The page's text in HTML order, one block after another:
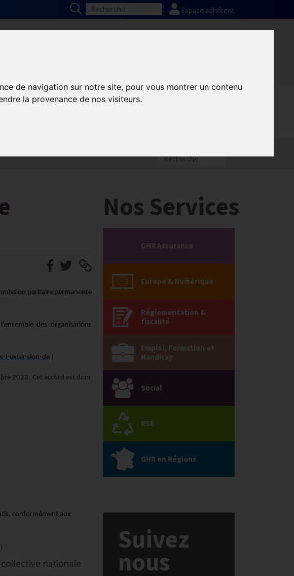
de navigation sur notre site, pour vous montrer un contenu
la provenance de nos visiteurs.
Espace adhérent
paritaire permanente
des organisations
l-extension-de )
2023. Cet accord est donc
conformément aux
nationale
Nos Services
GHR Assurance
Europe & Numérique
Réglementation &
fiscalité
Emploi, Formation et
Handicap
Social
RSE
GHR en Régions
Suivez
nous